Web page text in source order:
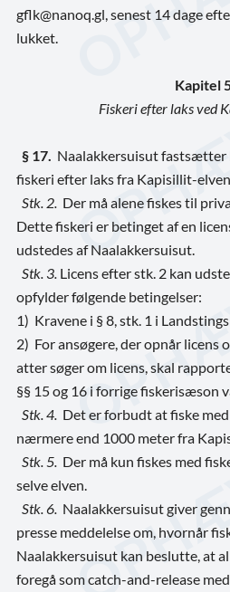
gflk@nanoq.gl, senest 14 dage
lukket.
Kapitel
Fiskeri efter laks ved
§ 17. Naalakkersuisut
fiskeri efter laks fra Kapisillit-elven.
Stk. 2. Der må alene fiskes til
Dette fiskeri er betinget af en
udstedes af Naalakkersuisut.
Stk. 3. Licens efter stk. 2 kan
opfylder følgende betingelser:
1) Kravene i § 8, stk. 1 i
2) For ansøgere, der opnår licens
atter søger om licens, skal
§§ 15 og 16 i forrige fiskerisæson
Stk. 4. Det er forbudt at fiske
nærmere end 1000 meter fra
Stk. 5. Der må kun fiskes med
selve elven.
Stk. 6. Naalakkersuisut giver
presse meddelelse om, hvornår
Naalakkersuisut kan beslutte, at
foregå som catch-and-release